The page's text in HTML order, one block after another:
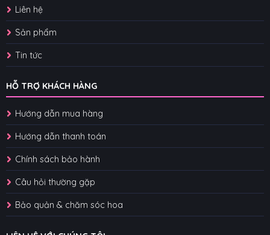
Liên hệ
Sản phẩm
Tin tức
HỖ TRỢ KHÁCH HÀNG
Hướng dẫn mua hàng
Hướng dẫn thanh toán
Chính sách bảo hành
Câu hỏi thường gặp
Bảo quản & chăm sóc hoa